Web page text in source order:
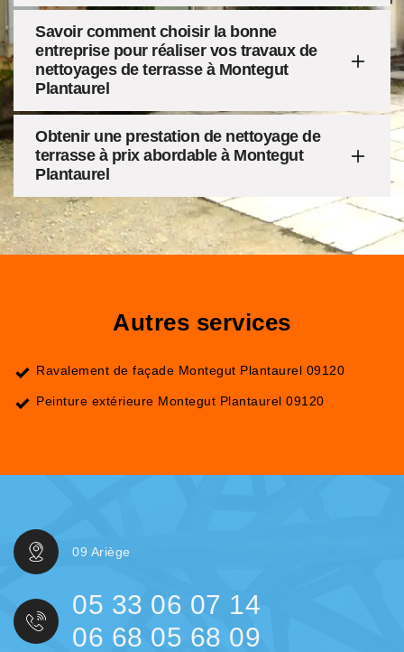
Savoir comment choisir la bonne
entreprise pour réaliser vos travaux de
nettoyages de terrasse à Montegut
Plantaurel
Obtenir une prestation de nettoyage de
terrasse à prix abordable à Montegut
Plantaurel
Autres services
Ravalement de façade Montegut Plantaurel 09120
Peinture extérieure Montegut Plantaurel 09120
09 Ariège
05 33 06 07 14
06 68 05 68 09